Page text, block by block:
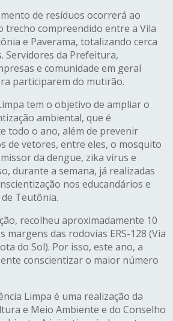
de resíduos ocorrerá ao
trecho compreendido entre a Vila
e Paverama, totalizando cerca
Servidores da Prefeitura,
e comunidade em geral
participarem do mutirão.
tem o objetivo de ampliar o
ambiental, que é
todo o ano, além de prevenir
de vetores, entre eles, o mosquito
da dengue, zika vírus e
durante a semana, já realizadas
nos educandários e
Teutônia.
recolheu aproximadamente 10
margens das rodovias ERS-128 (Via
do Sol). Por isso, este ano, a
conscientizar o maior número
Limpa é uma realização da
e Meio Ambiente e do Conselho